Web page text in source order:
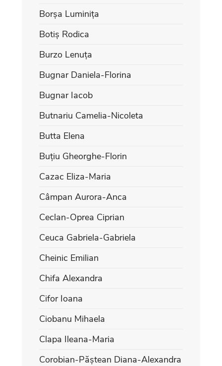
Borșa Luminița
Botiș Rodica
Burzo Lenuța
Bugnar Daniela-Florina
Bugnar Iacob
Butnariu Camelia-Nicoleta
Butta Elena
Buțiu Gheorghe-Florin
Cazac Eliza-Maria
Câmpan Aurora-Anca
Ceclan-Oprea Ciprian
Ceuca Gabriela-Gabriela
Cheinic Emilian
Chifa Alexandra
Cifor Ioana
Ciobanu Mihaela
Clapa Ileana-Maria
Corobian-Păștean Diana-Alexandra